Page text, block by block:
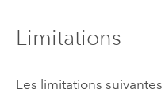
Limitations
Les limitations